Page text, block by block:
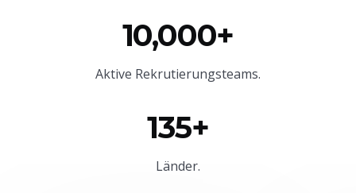
10,000+
Aktive Rekrutierungsteams.
135+
Länder.